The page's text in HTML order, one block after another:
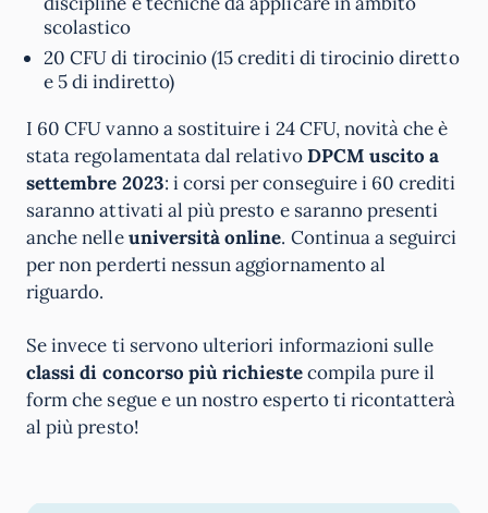
scolastico
20 CFU di tirocinio (15 crediti di tirocinio diretto
e 5 di indiretto)
I 60 CFU vanno a sostituire i 24 CFU, novità che è
stata regolamentata dal relativoDPCM uscito a
settembre 2023: i corsi per conseguire i 60 crediti
saranno attivati al più presto e saranno presenti
anche nelleuniversità online. Continua a seguirci
per non perderti nessun aggiornamento al
riguardo.
Se invece ti servono ulteriori informazioni sulle
classi di concorso più richiestecompila pure il
form che segue e un nostro esperto ti ricontatterà
al più presto!